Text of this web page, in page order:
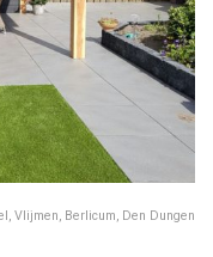
Vlijmen, Berlicum, Den Dungen